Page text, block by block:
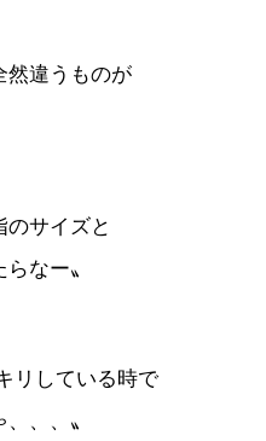
然違うものが
のサイズと
なー〟
リしている時で
、、〟